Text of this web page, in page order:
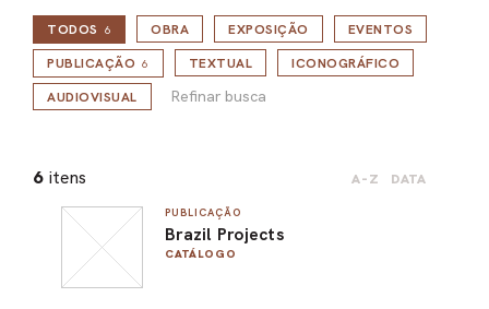
TODOS 6
Refinar busca
OBRA EXPOSIÇÃO
EVENTOS
PUBLICAÇÃO 6 TEXTUAL
ICONOGRÁFICO
AUDIOVISUAL
Refinar busca
6 itens A-Z DATA
PUBLICAÇÃO
Brazil Projects
CATÁLOGO